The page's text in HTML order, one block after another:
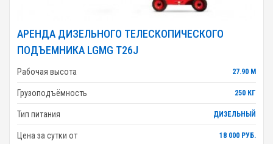
АРЕНДА ДИЗЕЛЬНОГО ТЕЛЕСКОПИЧЕСКОГО
ПОДЪЕМНИКА LGMG T26J
Рабочая высота 27.90 М
Грузоподъёмность 250 КГ
Тип питания ДИЗЕЛЬНЫЙ
Цена за сутки от 18 000 РУБ.